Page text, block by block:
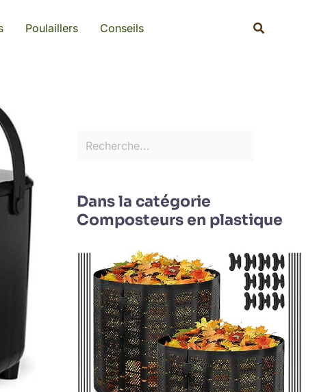
Poulaillers Conseils
Dans la catégorie
Composteurs en plastique